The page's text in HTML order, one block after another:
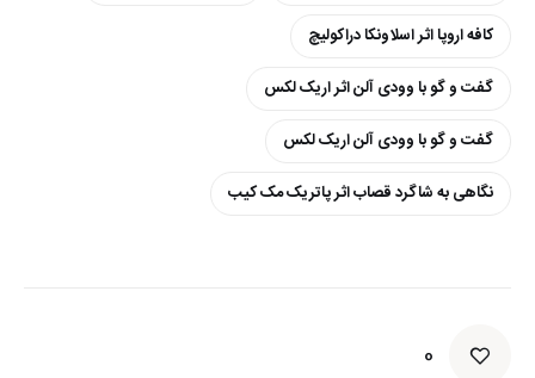
کافه اروپا اثر اسلاونکا دراکولیچ
گفت و گو با وودی آلن اثر اریک لکس
گفت و گو با وودی آلن اریک لکس
نگاهی به شاگرد قصاب اثر پاتریک مک کیب
0